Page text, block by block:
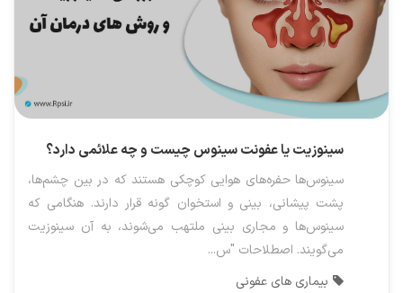
سینوزیت یا عفونت سینوس چیست و چه علائمی دارد؟
سینوس‌ها حفره‌های هوایی کوچکی هستند که در بین چشم‌ها،
پشت پیشانی، بینی و استخوان گونه قرار دارند. هنگامی که
سینوس‌ها و مجاری بینی ملتهب می‌شوند، به آن سینوزیت
می‌گویند. اصطلاحات "س...
بیماری های عفونی